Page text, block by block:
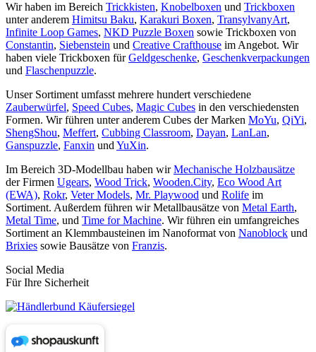
Wir haben im Bereich Trickkisten, Knobelboxen und Trickboxen
unter anderem Himitsu Baku, Karakuri Boxen, TransylvanyArt,
Infinite Loop Games, NKD Puzzle Boxen sowie Trickboxen von
Constantin, Siebenstein und Creative Crafthouse im Angebot. Wir
haben viele Trickboxen fürGeldgeschenke, Geschenkverpackungen
und Flaschenpuzzle.
Unser Sortiment umfasst mehrere hundert verschiedene
Zauberwürfel, Speed Cubes, Magic Cubes in den verschiedensten
Formen. Wir führen unter anderem Cubes der Marken MoYu, QiYi,
ShengShou, Meffert, Cubbing Classroom, Dayan, LanLan,
Ganspuzzle, Fanxin und YuXin.
Im Bereich 3D-Modellbau haben wirMechanische Holzbausätze
der Firmen Ugears, Wood Trick, Wooden.City, Eco Wood Art
(EWA), Rokr, Veter Models, Mr. Playwood und Rolife im
Sortiment. Außerdem führen wir Metallbausätze von Metal Earth,
Metal Time, und Time for Machine. Wir führen ein umfangreiches
Sortiment an Klemmbausteinen im Nanoformat von Nanoblock und
Brixies sowie Bausätze von Franzis.
Social Media
Für Ihre Sicherheit